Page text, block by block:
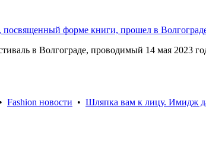
форме книги, прошел в
в Волгограде, проводимый 14 мая 2023
Fashion новости • Шляпка вам к лицу. Имидж